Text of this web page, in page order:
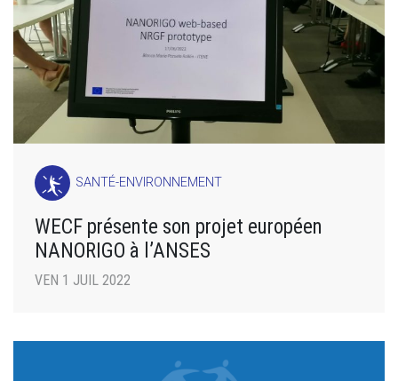
SANTÉ-ENVIRONNEMENT
WECF présente son projet européen
NANORIGO à l’ANSES
VEN 1 JUIL 2022